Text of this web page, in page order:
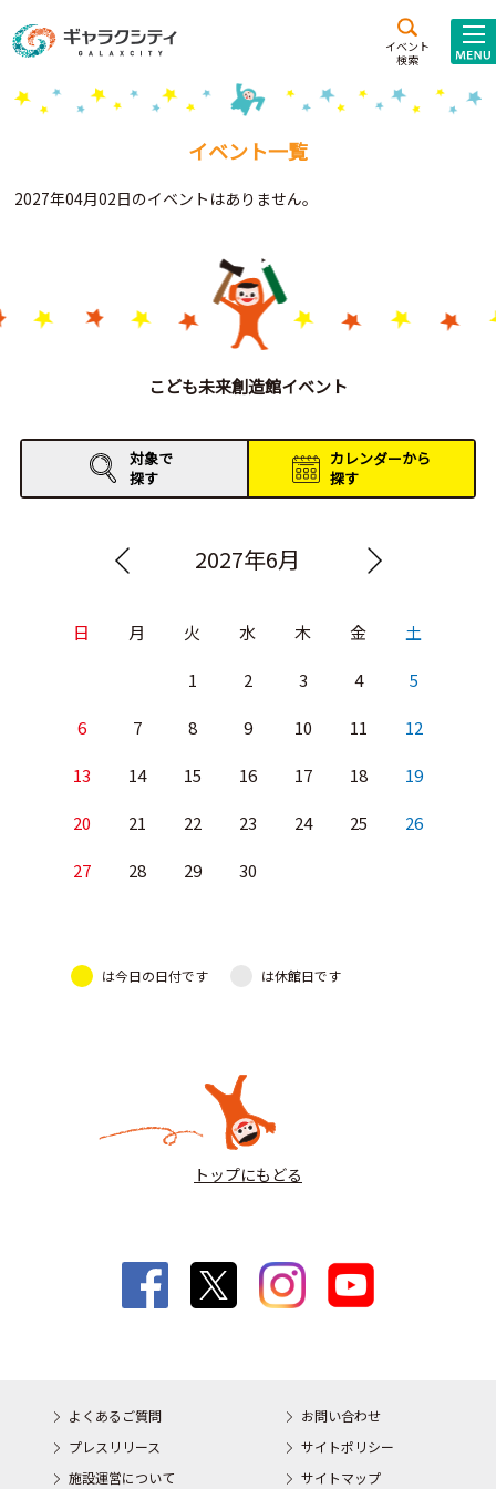
イベント
検索
施設案内
こども
西新井
施設･
Gがくえん
お知らせ
イベントレポート
イベント一覧
2027年04月02日のイベントはありません。
こども未来創造館イベント
対象で
探す
カレンダーから
探す
2027年6月
日 月 火 水 木 金 土
1 2 3 4 5
6 7 8 9 10 11 12
13 14 15 16 17 18 19
20 21 22 23 24 25 26
27 28 29 30
は今日の日付です は休館日です
トップにもどる
よくあるご質問
お問い合わせ
プレスリリース
サイトポリシー
施設運営について
サイトマップ